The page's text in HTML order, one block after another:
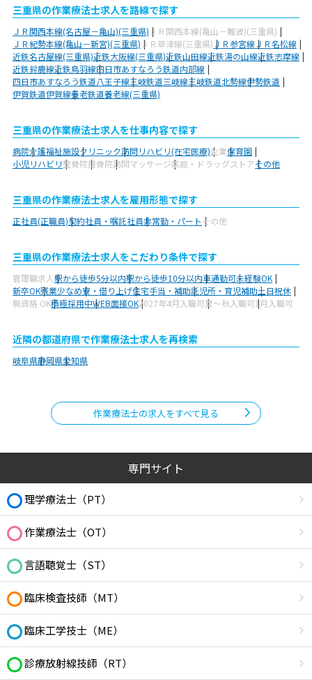
三重県の作業療法士求人を路線で探す
ＪＲ関西本線(名古屋－亀山)(三重県) ＪＲ関西本線(亀山－難波)(三重県)
ＪＲ紀勢本線(亀山－新宮)(三重県) ＪＲ草津線(三重県)ＪＲ参宮線ＪＲ名松線
近鉄名古屋線(三重県)近鉄大阪線(三重県)近鉄山田線近鉄湯の山線近鉄志摩線
近鉄鈴鹿線近鉄鳥羽線四日市あすなろう鉄道内部線
四日市あすなろう鉄道八王子線三岐鉄道三岐線三岐鉄道北勢線伊勢鉄道
伊賀鉄道伊賀線養老鉄道養老線(三重県)
三重県の作業療法士求人を仕事内容で探す
病院介護福祉施設クリニック訪問リハビリ(在宅医療)企業保育園
小児リハビリ整骨院接骨院訪問マッサージ薬局・ドラッグストアその他
三重県の作業療法士求人を雇用形態で探す
正社員(正職員)契約社員・嘱託社員非常勤・パートその他
三重県の作業療法士求人をこだわり条件で探す
管理職求人駅から徒歩5分以内駅から徒歩10分以内車通勤可未経験OK
新卒OK残業少なめ寮・借り上げ住宅手当・補助託児所・育児補助土日祝休
無資格 OK積極採用中WEB面接OK2027年4月入職可夏～秋入職可1月入職可
近隣の都道府県で作業療法士求人を再検索
岐阜県静岡県愛知県
作業療法士の求人をすべて見る
専門サイト
理学療法士（PT）
作業療法士（OT）
言語聴覚士（ST）
臨床検査技師（MT）
臨床工学技士（ME）
診療放射線技師（RT）